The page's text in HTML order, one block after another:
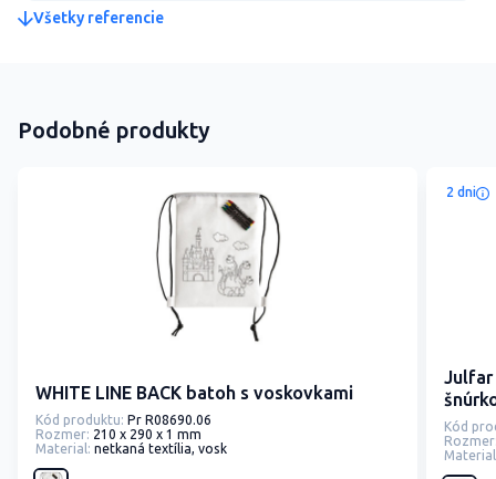
Všetky referencie
Podobné produkty
WHITE LINE BACK batoh s voskovkami
Kód produktu: Pr R08690.06
Rozmer: 210 x 290 x 1 mm
Material: netkaná textília, vosk
2 dni
Julfar
Kód